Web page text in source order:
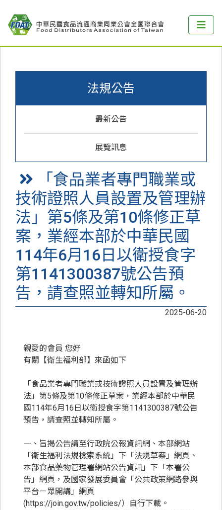
法規公告
最新公告
展覽訊息
「食品業者專門職業或
技術證照人員設置及管理辦
法」第5條及第10條修正草
案，業經本部於中華民國
114年6月16日以衛授食字
第1141300387號公告預
告，請查照並轉知所屬。
2025-06-20
親愛的會員 您好
有關【衛生福利部】來函如下
「食品業者專門職業或技術證照人員設置及管理辦
法」第5條及第10條修正草案，業經本部於中華民
國114年6月16日以衛授食字第1141300387號公告
預告，請查照並轉知所屬。
一、旨揭公告請至行政院公報資訊網、本部網站
「衛生福利法規檢索系統」下「法規草案」網頁、
本部食品藥物管理署網站公告資訊」下「本署公
告」網頁，及國家發展委員會「公共政策網路參與
平台－眾開講」網頁
(https://join.gov.tw/policies/）自行下載。